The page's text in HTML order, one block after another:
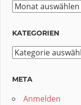
Archiv
KATEGORIEN
Kategorien
META
Anmelden